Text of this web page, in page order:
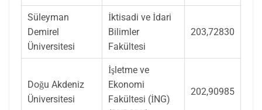
Süleyman
Demirel
Üniversitesi
İktisadi ve İdari
Bilimler
Fakültesi
203,72830
Doğu Akdeniz
Üniversitesi
İşletme ve
Ekonomi
Fakültesi (İNG)
202,90985